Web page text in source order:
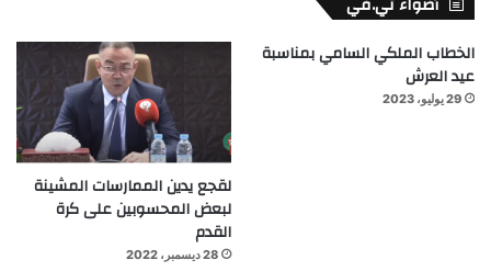
الخطاب الملكي السامي بمناسبة
عيد العرش
29 يوليو، 2023
لقجع يدين الممارسات المشينة
لبعض المحسوبين على كرة
القدم
28 ديسمبر، 2022